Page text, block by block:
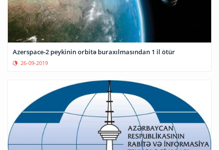
Azerspace-2 peykinin orbitə buraxılmasından 1 il ötür
26-09-2019